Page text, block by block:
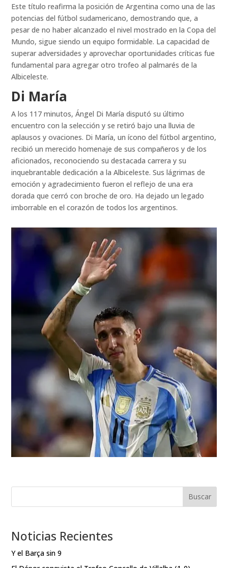
Este título reafirma la posición de Argentina como una de las
potencias del fútbol sudamericano, demostrando que, a
pesar de no haber alcanzado el nivel mostrado en la Copa del
Mundo, sigue siendo un equipo formidable. La capacidad de
superar adversidades y aprovechar oportunidades críticas fue
fundamental para agregar otro trofeo al palmarés de la
Albiceleste.
Di María
A los 117 minutos, Ángel Di María disputó su último
encuentro con la selección y se retiró bajo una lluvia de
aplausos y ovaciones. Di María, un ícono del fútbol argentino,
recibió un merecido homenaje de sus compañeros y de los
aficionados, reconociendo su destacada carrera y su
inquebrantable dedicación a la Albiceleste. Sus lágrimas de
emoción y agradecimiento fueron el reflejo de una era
dorada que cerró con broche de oro. Ha dejado un legado
imborrable en el corazón de todos los argentinos.
Buscar
Noticias Recientes
Y el Barça sin 9